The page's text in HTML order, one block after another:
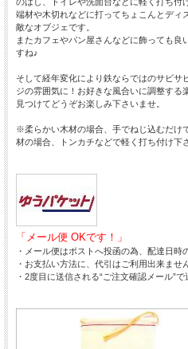
端材や木切れなどに打ってちょこんとディ
敵なオブジェです。
またカフェやパン屋さんなどに飾っても
すね♪
そして経年変化により鉄ならではのサビサ
ジの雰囲気に！お好きな風合いに調整する
見つけてどうぞお楽しみ下さいませ。
※柔らかい木材の場合、手でねじ込むだけ
材の場合、トンカチなどで軽く打ち付け下
「メール便 OKです！」
・メール便はポストへ投函の為、配達日時
・お支払い方法に、代引はご利用出来ませ
・2度目に送信される“ご注文確認メール”で